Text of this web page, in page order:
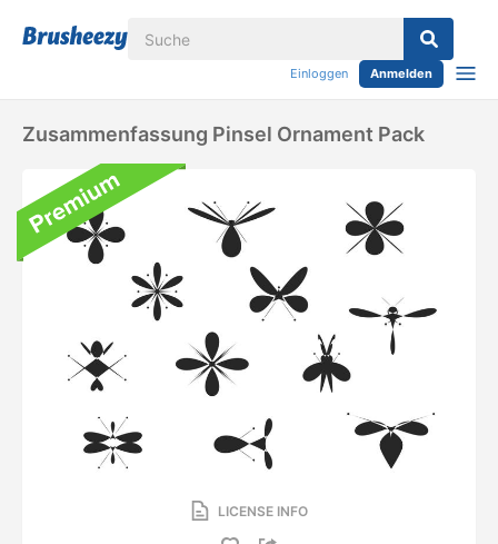
Einloggen Anmelden
Zusammenfassung Pinsel Ornament Pack
LICENSE INFO